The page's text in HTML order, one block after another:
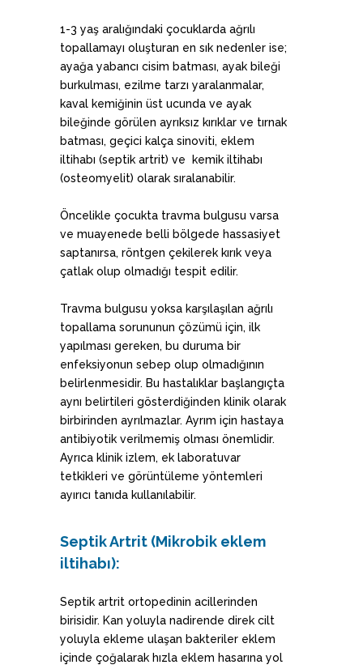
1-3 yaş aralığındaki çocuklarda ağrılı
topallamayı oluşturan en sık nedenler ise;
ayağa yabancı cisim batması, ayak bileği
burkulması, ezilme tarzı yaralanmalar,
kaval kemiğinin üst ucunda ve ayak
bileğinde görülen ayrıksız kırıklar ve tırnak
batması, geçici kalça sinoviti, eklem
iltihabı (septik artrit) ve kemik iltihabı
(osteomyelit) olarak sıralanabilir.
Öncelikle çocukta travma bulgusu varsa
ve muayenede belli bölgede hassasiyet
saptanırsa, röntgen çekilerek kırık veya
çatlak olup olmadığı tespit edilir.
Travma bulgusu yoksa karşılaşılan ağrılı
topallama sorununun çözümü için, ilk
yapılması gereken, bu duruma bir
enfeksiyonun sebep olup olmadığının
belirlenmesidir. Bu hastalıklar başlangıçta
aynı belirtileri gösterdiğinden klinik olarak
birbirinden ayrılmazlar. Ayrım için hastaya
antibiyotik verilmemiş olması önemlidir.
Ayrıca klinik izlem, ek laboratuvar
tetkikleri ve görüntüleme yöntemleri
ayırıcı tanıda kullanılabilir.
Septik Artrit (Mikrobik eklem
iltihabı):
Septik artrit ortopedinin acillerinden
birisidir. Kan yoluyla nadirende direk cilt
yoluyla ekleme ulaşan bakteriler eklem
içinde çoğalarak hızla eklem hasarına yol